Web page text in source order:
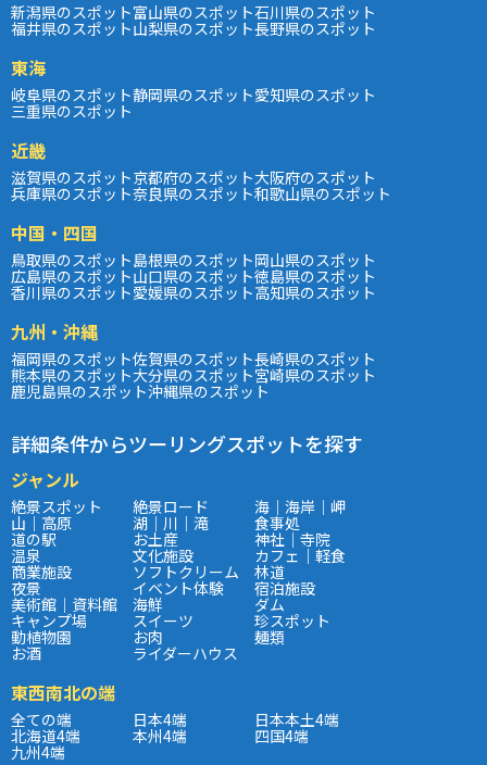
新潟県のスポット富山県のスポット石川県のスポット
福井県のスポット山梨県のスポット長野県のスポット
東海
岐阜県のスポット静岡県のスポット愛知県のスポット
三重県のスポット
近畿
滋賀県のスポット京都府のスポット大阪府のスポット
兵庫県のスポット奈良県のスポット和歌山県のスポット
中国・四国
鳥取県のスポット島根県のスポット岡山県のスポット
広島県のスポット山口県のスポット徳島県のスポット
香川県のスポット愛媛県のスポット高知県のスポット
九州・沖縄
福岡県のスポット佐賀県のスポット長崎県のスポット
熊本県のスポット大分県のスポット宮崎県のスポット
鹿児島県のスポット沖縄県のスポット
詳細条件からツーリングスポットを探す
ジャンル
絶景スポット 絶景ロード 海｜海岸｜岬
山｜高原 湖｜川｜滝 食事処
道の駅 お土産 神社｜寺院
温泉 文化施設 カフェ｜軽食
商業施設 ソフトクリーム 林道
夜景 イベント体験 宿泊施設
美術館｜資料館 海鮮 ダム
キャンプ場 スイーツ 珍スポット
動植物園 お肉 麺類
お酒 ライダーハウス
東西南北の端
全ての端 日本4端 日本本土4端
北海道4端 本州4端 四国4端
九州4端